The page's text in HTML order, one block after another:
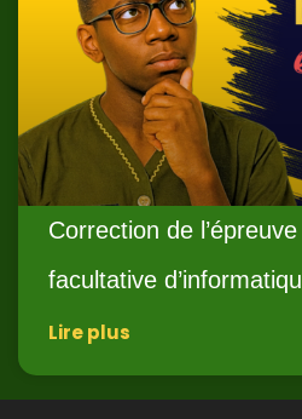
Correction de
facultative
Lire plus